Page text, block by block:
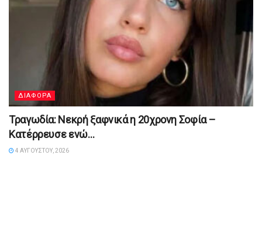
ΔΙΑΦΟΡΑ
Τραγωδία: Νεκρή ξαφνικά η 20χρονη Σοφία –
Κατέρρευσε ενώ…
4 ΑΥΓΟΎΣΤΟΥ, 2026